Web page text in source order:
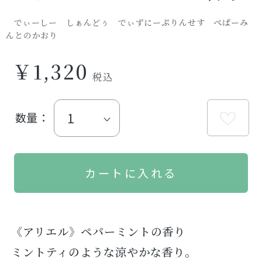
でぃーしー しぁんどぅ でぃずにーぷりんせす ぺぱーみ
んとのかおり
￥1,320
数量：
《アリエル》ペパーミントの香り
ミントティのような涼やかな香り。